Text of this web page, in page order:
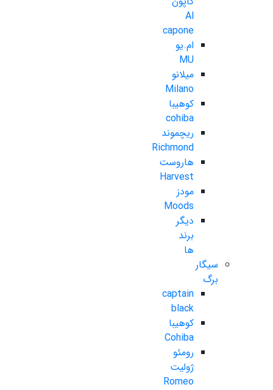
Al
capone
ام.یو
MU
میلانو
Milano
کوهیبا
cohiba
ریچموند
Richmond
هاروست
Harvest
مودز
Moods
دیگر
برند
ها
سیگار
برگ
captain
black
کوهیبا
Cohiba
رومئو
ژولیت
Romeo